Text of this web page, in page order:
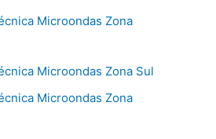
Microondas Zona
Microondas Zona Sul
Microondas Zona